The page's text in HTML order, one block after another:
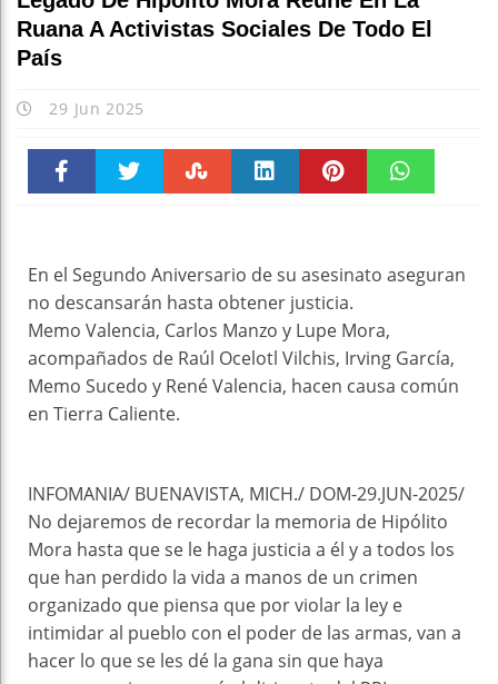
Ruana A Activistas Sociales De Todo El
País
29 Jun 2025
k
En el Segundo Aniversario de su asesinato aseguran
no descansarán hasta obtener justicia.
Memo Valencia, Carlos Manzo y Lupe Mora,
acompañados de Raúl Ocelotl Vilchis, Irving García,
Memo Sucedo y René Valencia, hacen causa común
en Tierra Caliente.
INFOMANIA/ BUENAVISTA, MICH./ DOM-29.JUN-2025/
No dejaremos de recordar la memoria de Hipólito
Mora hasta que se le haga justicia a él y a todos los
que han perdido la vida a manos de un crimen
organizado que piensa que por violar la ley e
intimidar al pueblo con el poder de las armas, van a
hacer lo que se les dé la gana sin que haya